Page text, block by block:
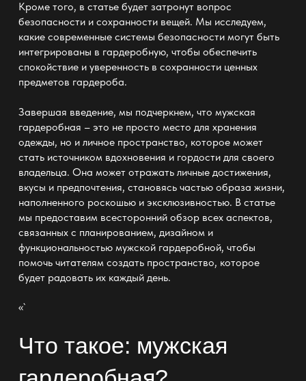
Кроме того, в статье будет затронут вопрос
безопасности и сохранности вещей. Мы исследуем,
какие современные системы безопасности могут быть
интегрированы в гардеробную, чтобы обеспечить
спокойствие и уверенность в сохранности ценных
предметов гардероба.
Завершая введение, мы подчеркнем, что мужская
гардеробная – это не просто место для хранения
одежды, но и личное пространство, которое может
стать источником вдохновения и гордости для своего
владельца. Она может отражать личные достижения,
вкусы и предпочтения, становясь частью образа жизни,
наполненного роскошью и эксклюзивностью. В статье
мы предоставим всесторонний обзор всех аспектов,
связанных с планированием, дизайном и
функциональностью мужской гардеробной, чтобы
помочь читателям создать пространство, которое
будет радовать их каждый день.
«`
Что такое: мужская